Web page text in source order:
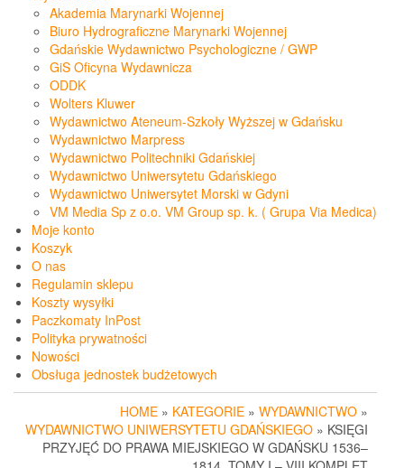
Akademia Marynarki Wojennej
Biuro Hydrograficzne Marynarki Wojennej
Gdańskie Wydawnictwo Psychologiczne / GWP
GiS Oficyna Wydawnicza
ODDK
Wolters Kluwer
Wydawnictwo Ateneum-Szkoły Wyższej w Gdańsku
Wydawnictwo Marpress
Wydawnictwo Politechniki Gdańskiej
Wydawnictwo Uniwersytetu Gdańskiego
Wydawnictwo Uniwersytet Morski w Gdyni
VM Media Sp z o.o. VM Group sp. k. ( Grupa Via Medica)
Moje konto
Koszyk
O nas
Regulamin sklepu
Koszty wysyłki
Paczkomaty InPost
Polityka prywatności
Nowości
Obsługa jednostek budżetowych
HOME » KATEGORIE » WYDAWNICTWO »
WYDAWNICTWO UNIWERSYTETU GDAŃSKIEGO » KSIĘGI
PRZYJĘĆ DO PRAWA MIEJSKIEGO W GDAŃSKU 1536–